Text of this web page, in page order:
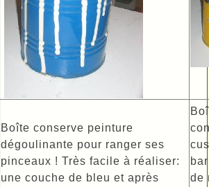
Boîte conserve peinture
dégoulinante pour ranger ses
pinceaux ! Très facile à réaliser:
une couche de bleu et après
de